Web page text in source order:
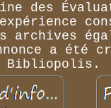
des
archives
a été
Bibliopolis.